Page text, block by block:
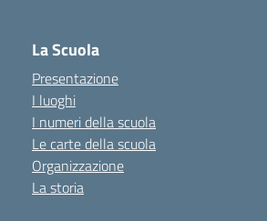
La Scuola
Presentazione
I luoghi
I numeri della scuola
Le carte della scuola
Organizzazione
La storia